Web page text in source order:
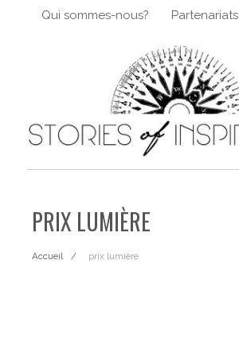
Qui sommes-nous? Partenariats
PRIX LUMIÈRE
Accueil prix lumière